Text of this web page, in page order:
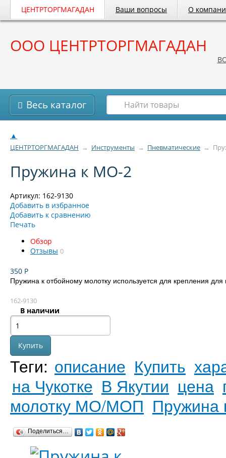
ЦЕНТРТОРГМАГАДАН Ваши вопросы О
ООО ЦЕНТРТОРГМАГАДАН
Весь каталог
▲
ЦЕНТРТОРГМАГАДАН → Инструменты → Пневматические →
Пружина к МО-2
Артикул: 162-9130
Добавить в избранное
Добавить к сравнению
Печать
Обзор
Отзывы 0
350 Р
Пружина к отбойному молотку используется для крепления для
162-9130
В наличии
Теги: описание Купить
на Чукотке В Якутии цена
молотку МО/МОП Пружина
Поделиться…